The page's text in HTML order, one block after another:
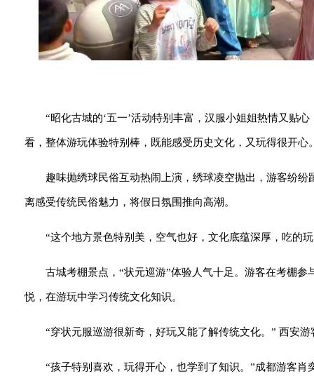
“昭化古城的‘五一’活动特别丰富，汉服小姐姐热情又贴
看，整体游玩体验特别棒，既能感受历史文化，又玩得很开心
趣味抛绣球民俗互动热闹上演，绣球凌空抛出，游客纷
离感受传统民俗魅力，将假日氛围推向高潮。
“这个地方景色特别美，空气也好，文化底蕴深厚，吃的
古城考棚景点，“状元巡游”体验人气十足。游客在考棚
悦，在游玩中学习传统文化知识。
“穿状元服巡游很新奇，好玩又能了解传统文化。” 西安游
“孩子特别喜欢，玩得开心，也学到了知识。”成都游客肖